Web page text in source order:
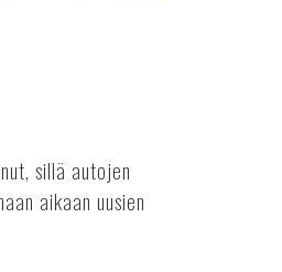
sillä autojen
aikaan uusien